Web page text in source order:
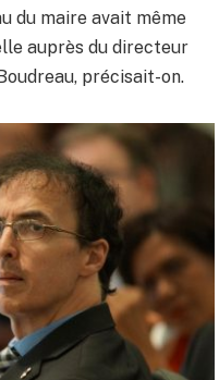
du maire avait même
auprès du directeur
précisait-on.